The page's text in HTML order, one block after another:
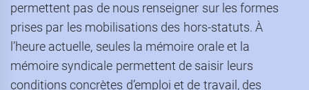
permettent pas de nous renseigner sur les formes
prises par les mobilisations des hors-statuts. À
l’heure actuelle, seules la mémoire orale et la
mémoire syndicale permettent de saisir leurs
conditions concrètes d’emploi et de travail, des